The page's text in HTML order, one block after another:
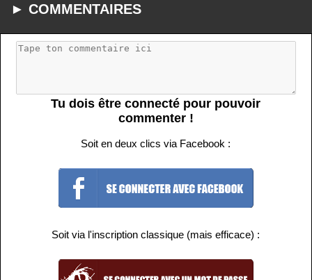
► COMMENTAIRES
Tu dois être connecté pour pouvoir
commenter !
Soit en deux clics via Facebook :
Soit via l'inscription classique (mais efficace) :